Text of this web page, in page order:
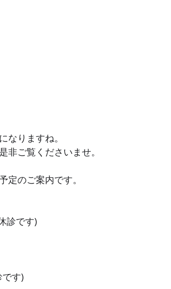
なりますね。
非ご覧くださいませ。
定のご案内です。
診です)
す)